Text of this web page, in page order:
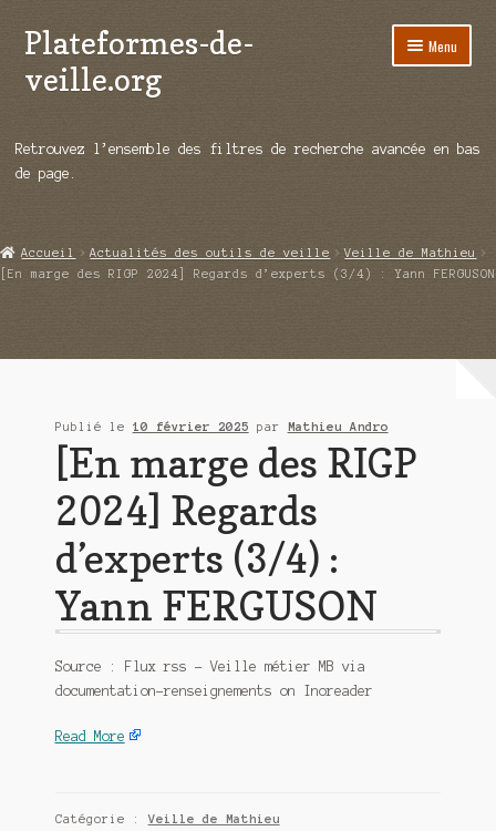
Aller
à
la
Aller
au
contenu
Plateformes-de-
veille.org
Menu
Répertoire d’ouitils
Démos vidéos
Ouvrir
Retrouvez l’ensemble des filtres de recherche avancée en bas
de page.
Accueil Actualités des outils de veille
Veille de Mathieu
[En marge des RIGP 2024] Regards d’experts (3/4) : Yann FERGUSON
Publié le 10 février 2025 par Mathieu Andro
[En marge des RIGP
2024] Regards
d’experts (3/4) :
Yann FERGUSON
Source : Flux rss – Veille métier MB via
documentation-renseignements on Inoreader
Read More
Catégorie :Veille de Mathieu